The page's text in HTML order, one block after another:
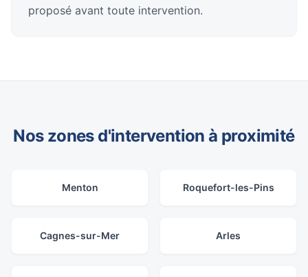
proposé avant toute intervention.
Nos zones d'intervention à proximité
Menton Roquefort-les-Pins
Cagnes-sur-Mer Arles